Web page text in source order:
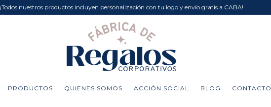
¡Todos nuestros productos incluyen personalización con tu logo y envío gratis a CABA!
PRODUCTOS QUIENES SOMOS ACCIÓN SOCIAL BLOG CONTACTO